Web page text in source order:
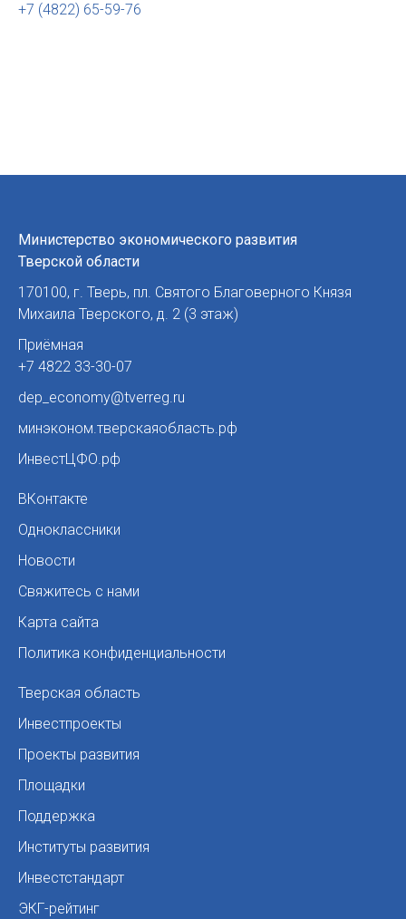
+7 (4822) 65-59-76
Министерство экономического развития
Тверской области
170100, г. Тверь, пл. Святого Благоверного Князя
Михаила Тверского, д. 2 (3 этаж)
Приёмная
+7 4822 33-30-07
dep_economy@tverreg.ru
минэконом.тверскаяобласть.рф
ИнвестЦФО.рф
ВКонтакте
Одноклассники
Новости
Свяжитесь с нами
Карта сайта
Политика конфиденциальности
Тверская область
Инвестпроекты
Проекты развития
Площадки
Поддержка
Институты развития
Инвестстандарт
ЭКГ-рейтинг